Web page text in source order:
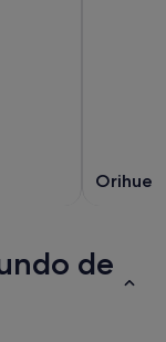
Orihuela
de